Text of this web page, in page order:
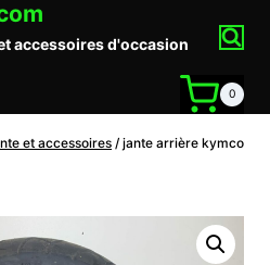
accessoires d'occasion
0
et accessoires / jante arrière kymco